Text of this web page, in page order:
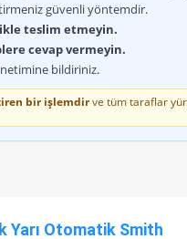
güvenli yöntemdir.
teslim etmeyin.
cevap vermeyin.
bildiriniz.
bir işlemdirve tüm taraflar
Yarı Otomatik Smith